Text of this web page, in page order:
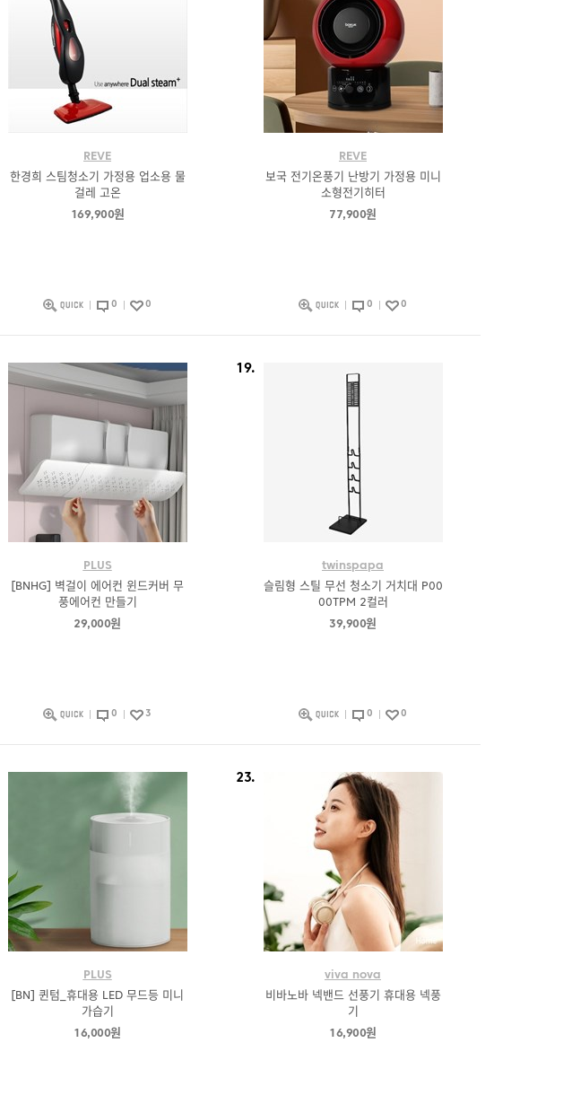
REVE
한경희 스팀청소기 가정용 업소용 물
걸레 고온
169,900원
0 0
REVE
보국 전기온풍기 난방기 가정용 미니
소형전기히터
77,900원
0 0
PLUS
[BNHG] 벽걸이 에어컨 윈드커버 무
풍에어컨 만들기
29,000원
0 3
19.
twinspapa
슬림형 스틸 무선 청소기 거치대 P00
00TPM 2컬러
39,900원
0 0
PLUS
[BN] 퀸텀_휴대용 LED 무드등 미니
가습기
16,000원
23.
viva nova
비바노바 넥밴드 선풍기 휴대용 넥풍
기
16,900원